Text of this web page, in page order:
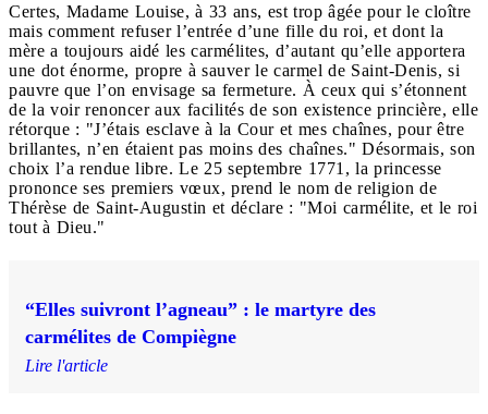
Certes, Madame Louise, à 33 ans, est trop âgée pour le cloître
mais comment refuser l’entrée d’une fille du roi, et dont la
mère a toujours aidé les carmélites, d’autant qu’elle apportera
une dot énorme, propre à sauver le carmel de Saint-Denis, si
pauvre que l’on envisage sa fermeture. À ceux qui s’étonnent
de la voir renoncer aux facilités de son existence princière, elle
rétorque : "J’étais esclave à la Cour et mes chaînes, pour être
brillantes, n’en étaient pas moins des chaînes." Désormais, son
choix l’a rendue libre. Le 25 septembre 1771, la princesse
prononce ses premiers vœux, prend le nom de religion de
Thérèse de Saint-Augustin et déclare : "Moi carmélite, et le roi
tout à Dieu."
“Elles suivront l’agneau” : le martyre des
carmélites de Compiègne
Lire l'article